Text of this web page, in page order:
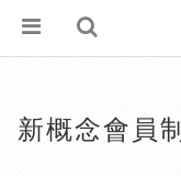
新概念會員制